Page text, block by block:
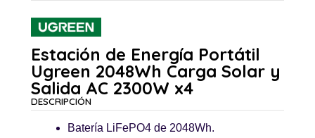
Estación de Energía Portátil
Ugreen 2048Wh Carga Solar y
Salida AC 2300W x4
DESCRIPCIÓN
Batería LiFePO4 de 2048Wh.